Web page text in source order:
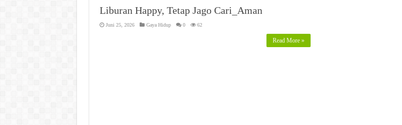
Liburan Happy, Tetap Jago Cari_Aman
Juni 25, 2026 Gaya Hidup 0 62
Read More »